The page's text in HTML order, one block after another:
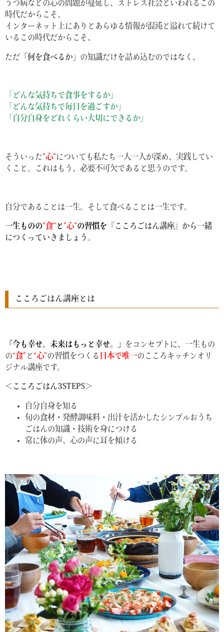
うつ病などの心の問題が蔓延し、ストレス社会といわれるこの
時代だからこそ、
インターネット上にありとあらゆる情報が混沌と溢れて続けて
いるこの時代だからこそ、
ただ 「何を食べるか」 の知識だけを詰め込むのではなく、
「どんな気持ちで食事をするか」
「どんな気持ちで毎日を過ごすか」
「自分自身をどれくらい大切にできるか」
そういった”心”についても私たち一人一人が深め、実践してい
くこと。これはもう、必要不可欠であると思うのです。
自分であることは一生。そして食べることは一生です。
一生ものの”食” と ”心”の習慣を 『こころごはん講座』から一緒
につくっていきましょう。
こころごはん講座とは
「今も幸せ。未来はもっと幸せ。」
をコンセプトに、一生もの
の“食” と“心”の習慣をつくる 日本で唯一のこころキッチンオリ
ジナル講座です。
＜こころごはん3STEPS＞
自分自身を知る
旬の食材・発酵調味料・出汁を活かしたシンプルおうち
ごはんの知識・技術を身につける
常に体の声、心の声に耳を傾ける